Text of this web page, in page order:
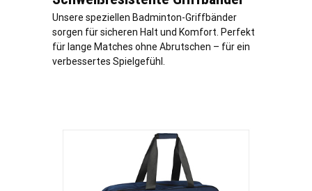
Unsere speziellen Badminton-Griffbänder
sorgen für sicheren Halt und Komfort. Perfekt
für lange Matches ohne Abrutschen – für ein
verbessertes Spielgefühl.